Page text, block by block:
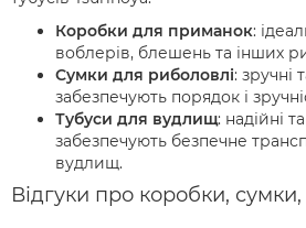
Коробки для приманок:
воблерів, блешень та інших
Сумки для риболовлі: зручні
забезпечують порядок і
Тубуси для вудлищ: надійні
забезпечують безпечне
вудлищ.
Відгуки про коробки,